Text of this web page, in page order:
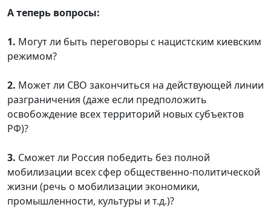
А теперь вопросы:
1. Могут ли быть переговоры с нацистским киевским
режимом?
2. Может ли СВО закончиться на действующей линии
разграничения (даже если предположить
освобождение всех территорий новых субъектов
РФ)?
3. Сможет ли Россия победить без полной
мобилизации всех сфер общественно-политической
жизни (речь о мобилизации экономики,
промышленности, культуры и т.д.)?